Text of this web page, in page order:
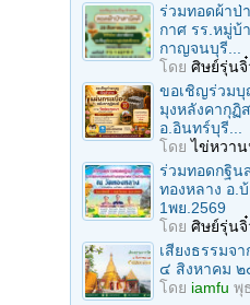
ร่วมทอดผ้าป่
กาศ รร.หมู่บ้
กาญจนบุรี...
โดย ศิษย์รุ่นจิ๋
ขอเชิญร่วมบุ
มุงหลังคากุฏิ
อ.อินทร์บุรี...
โดยไข่หวา
ร่วมทอดกฐิน
ทองหลาง อ.
1พย.2569
โดย ศิษย์รุ่นจิ๋
เสียงธรรมจ
๔ สิงหาคม
โดย iamfu พุ